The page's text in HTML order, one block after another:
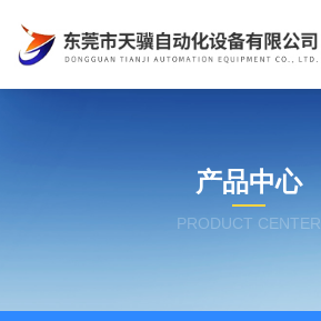
产品中心
PRODUCT CENTER